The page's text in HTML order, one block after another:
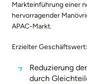
Markteinführung einer
hervorragender
APAC-Markt.
Erzielter Geschäftswert:
Reduzierung
durch